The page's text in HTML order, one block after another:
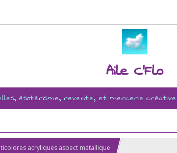
Aile C'Flo
ésotérisme, revente, et mercerie créative
acryliques aspect métallique